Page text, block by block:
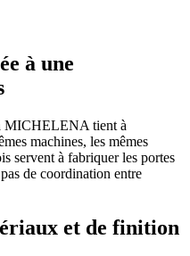
à une
MICHELENA tient à
machines, les mêmes
servent à fabriquer les portes
de coordination entre
et de finition